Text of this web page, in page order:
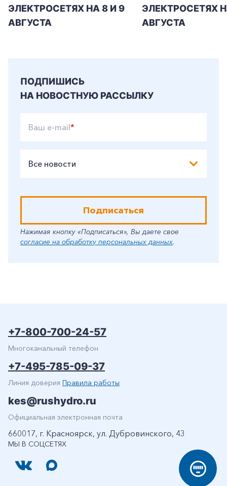
ЭЛЕКТРОСЕТЯХ НА 8 И 9
АВГУСТА
ЭЛЕКТРОСЕТЯХ
АВГУСТА
ПОДПИШИСЬ
НА НОВОСТНУЮ РАССЫЛКУ
Ваш e-mail*
Все новости
Подписаться
Нажимая кнопку «Подписаться», Вы даете свое
согласие на обработку персональных данных.
МЫ В СОЦСЕТЯХ
+7-800-700-24-57
Многоканальный телефон
+7-495-785-09-37
Линия доверия Правила работы
kes@rushydro.ru
Официальная электронная почта
660017, г. Красноярск, ул. Дубровинского, 43